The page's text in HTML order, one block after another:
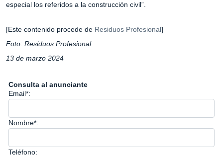
especial los referidos a la construcción civil”.
[Este contenido procede de Residuos Profesional]
Foto: Residuos Profesional
13 de marzo 2024
Consulta al anunciante
Email*:
Nombre*:
Teléfono: